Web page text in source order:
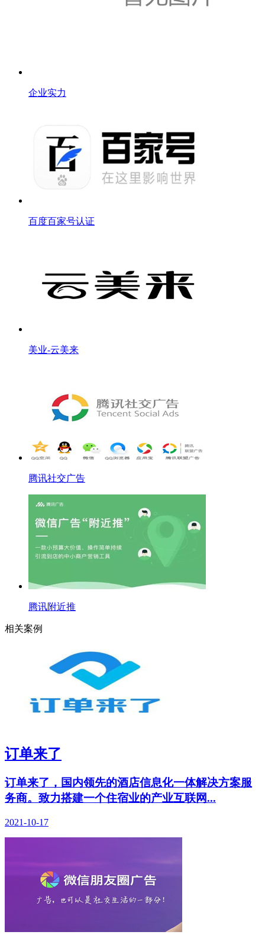
企业实力
百度百家号认证
美业-云美来
腾讯社交广告
腾讯附近推
相关案例
订单来了
订单来了，国内领先的酒店信息化一体解决方案服
务商。致力搭建一个住宿业的产业互联网...
2021-10-17